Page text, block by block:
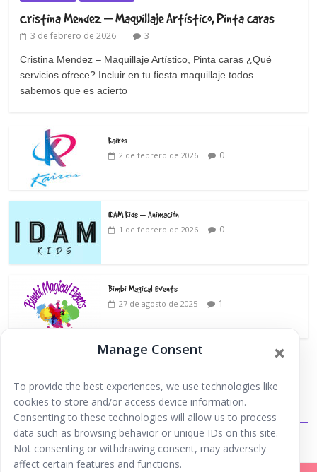
Manage Consent
To provide the best experiences, we use technologies like
cookies to store and/or access device information.
Consenting to these technologies will allow us to process
data such as browsing behavior or unique IDs on this site.
Not consenting or withdrawing consent, may adversely
affect certain features and functions.
Cristina Mendez – Maquillaje Artístico, Pinta caras
3 de febrero de 2026 3
Cristina Mendez – Maquillaje Artístico, Pinta caras ¿Qué
servicios ofrece? Incluir en tu fiesta maquillaje todos
sabemos que es acierto
Kairos
2 de febrero de 2026 0
IDAM Kids – Animación
1 de febrero de 2026 0
Bimbi Magical Events
27 de agosto de 2025 1
Extraescolares